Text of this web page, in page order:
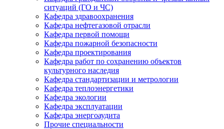
ситуаций (ГО и ЧС)
Кафедра здравоохранения
Кафедра нефтегазовой отрасли
Кафедра первой помощи
Кафедра пожарной безопасности
Кафедра проектирования
Кафедра работ по сохранению объектов
культурного наследия
Кафедра стандартизации и метрологии
Кафедра теплоэнергетики
Кафедра экологии
Кафедра эксплуатации
Кафедра энергоаудита
Прочие специальности